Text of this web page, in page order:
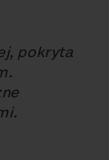
pokryta